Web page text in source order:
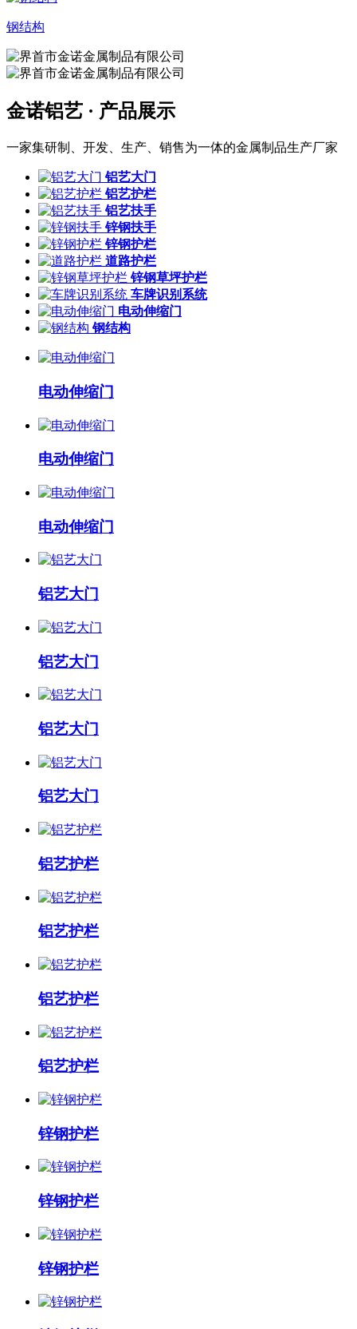
钢结构
金诺铝艺 · 产品展示
一家集研制、开发、生产、销售为一体的金属制品生产厂家
铝艺大门
铝艺护栏
铝艺扶手
锌钢扶手
锌钢护栏
道路护栏
锌钢草坪护栏
车牌识别系统
电动伸缩门
钢结构
电动伸缩门
电动伸缩门
电动伸缩门
铝艺大门
铝艺大门
铝艺大门
铝艺大门
铝艺护栏
铝艺护栏
铝艺护栏
铝艺护栏
锌钢护栏
锌钢护栏
锌钢护栏